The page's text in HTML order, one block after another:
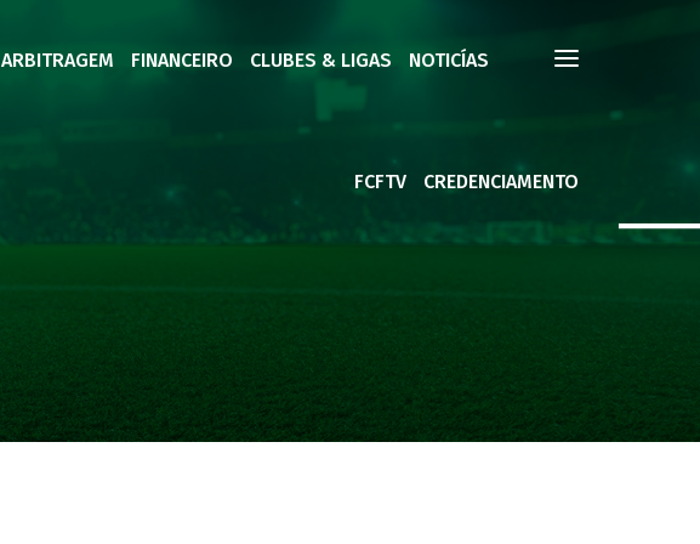
ARBITRAGEM FINANCEIRO CLUBES & LIGAS NOTICÍAS
FCFTV CREDENCIAMENTO